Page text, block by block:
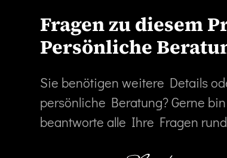
Fragen zu diesem
Persönliche
Sie benötigen weitere Details
persönliche Beratung? Gerne
beantworte alle Ihre Fragen